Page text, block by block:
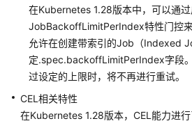
集
群
连
接
群
在Kubernetes 1.28版本中，可以通
JobBackoffLimitPerIndex特性门控来
允许在创建带索引的Job（Indexed
定.spec.backoffLimitPerIndex字段
过设定的上限时，将不再进行重试。
CEL相关特性
在Kubernetes 1.28版本，CEL能力进行